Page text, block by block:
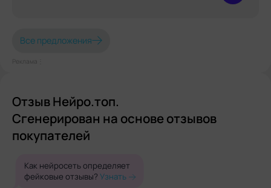
Все предложения
Реклама⋮
Отзыв Нейро.топ.
Сгенерирован на основе отзывов
покупателей
Как нейросеть определяет
фейковые отзывы? Узнать